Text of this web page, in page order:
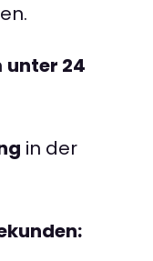
unter 24
in der